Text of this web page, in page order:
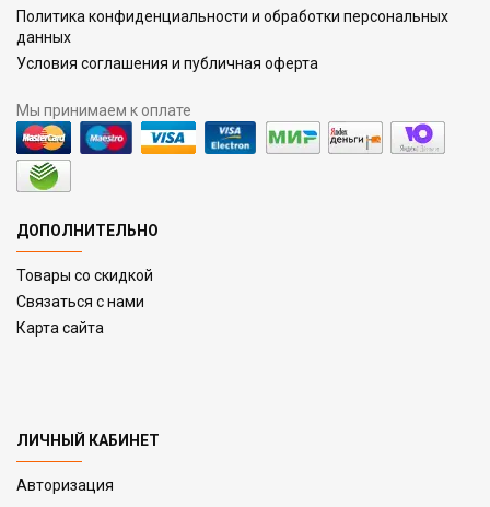
Политика конфиденциальности и обработки персональных
данных
Условия соглашения и публичная оферта
Мы принимаем к оплате
ДОПОЛНИТЕЛЬНО
Товары со скидкой
Связаться с нами
Карта сайта
ЛИЧНЫЙ КАБИНЕТ
Авторизация